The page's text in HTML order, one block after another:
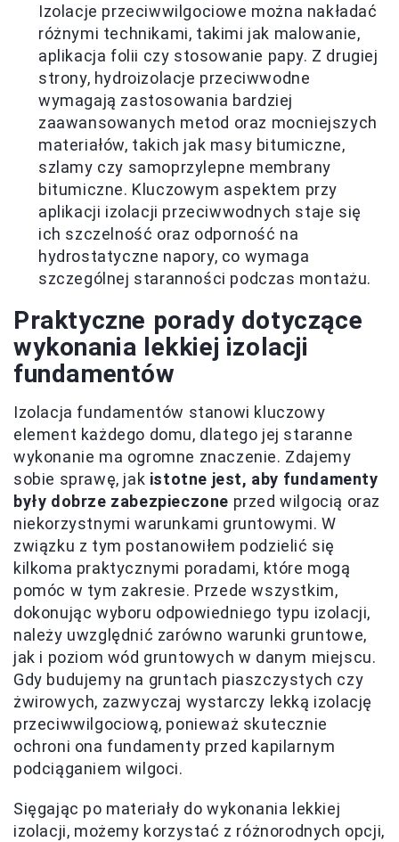
Izolacje przeciwwilgociowe można nakładać
różnymi technikami, takimi jak malowanie,
aplikacja folii czy stosowanie papy. Z drugiej
strony, hydroizolacje przeciwwodne
wymagają zastosowania bardziej
zaawansowanych metod oraz mocniejszych
materiałów, takich jak masy bitumiczne,
szlamy czy samoprzylepne membrany
bitumiczne. Kluczowym aspektem przy
aplikacji izolacji przeciwwodnych staje się
ich szczelność oraz odporność na
hydrostatyczne napory, co wymaga
szczególnej staranności podczas montażu.
Praktyczne porady dotyczące
wykonania lekkiej izolacji
fundamentów
Izolacja fundamentów stanowi kluczowy
element każdego domu, dlatego jej staranne
wykonanie ma ogromne znaczenie. Zdajemy
sobie sprawę, jak istotne jest, aby fundamenty
były dobrze zabezpieczone przed wilgocią oraz
niekorzystnymi warunkami gruntowymi. W
związku z tym postanowiłem podzielić się
kilkoma praktycznymi poradami, które mogą
pomóc w tym zakresie. Przede wszystkim,
dokonując wyboru odpowiedniego typu izolacji,
należy uwzględnić zarówno warunki gruntowe,
jak i poziom wód gruntowych w danym miejscu.
Gdy budujemy na gruntach piaszczystych czy
żwirowych, zazwyczaj wystarczy lekką izolację
przeciwwilgociową, ponieważ skutecznie
ochroni ona fundamenty przed kapilarnym
podciąganiem wilgoci.
Sięgając po materiały do wykonania lekkiej
izolacji, możemy korzystać z różnorodnych opcji,